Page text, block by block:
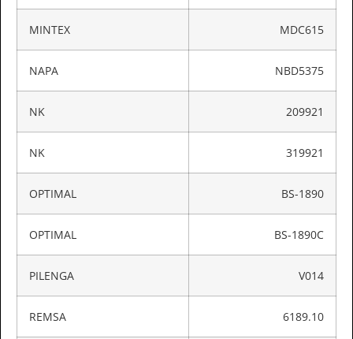
MINTEX MDC615
NAPA NBD5375
NK 209921
NK 319921
OPTIMAL BS-1890
OPTIMAL BS-1890C
PILENGA V014
REMSA 6189.10